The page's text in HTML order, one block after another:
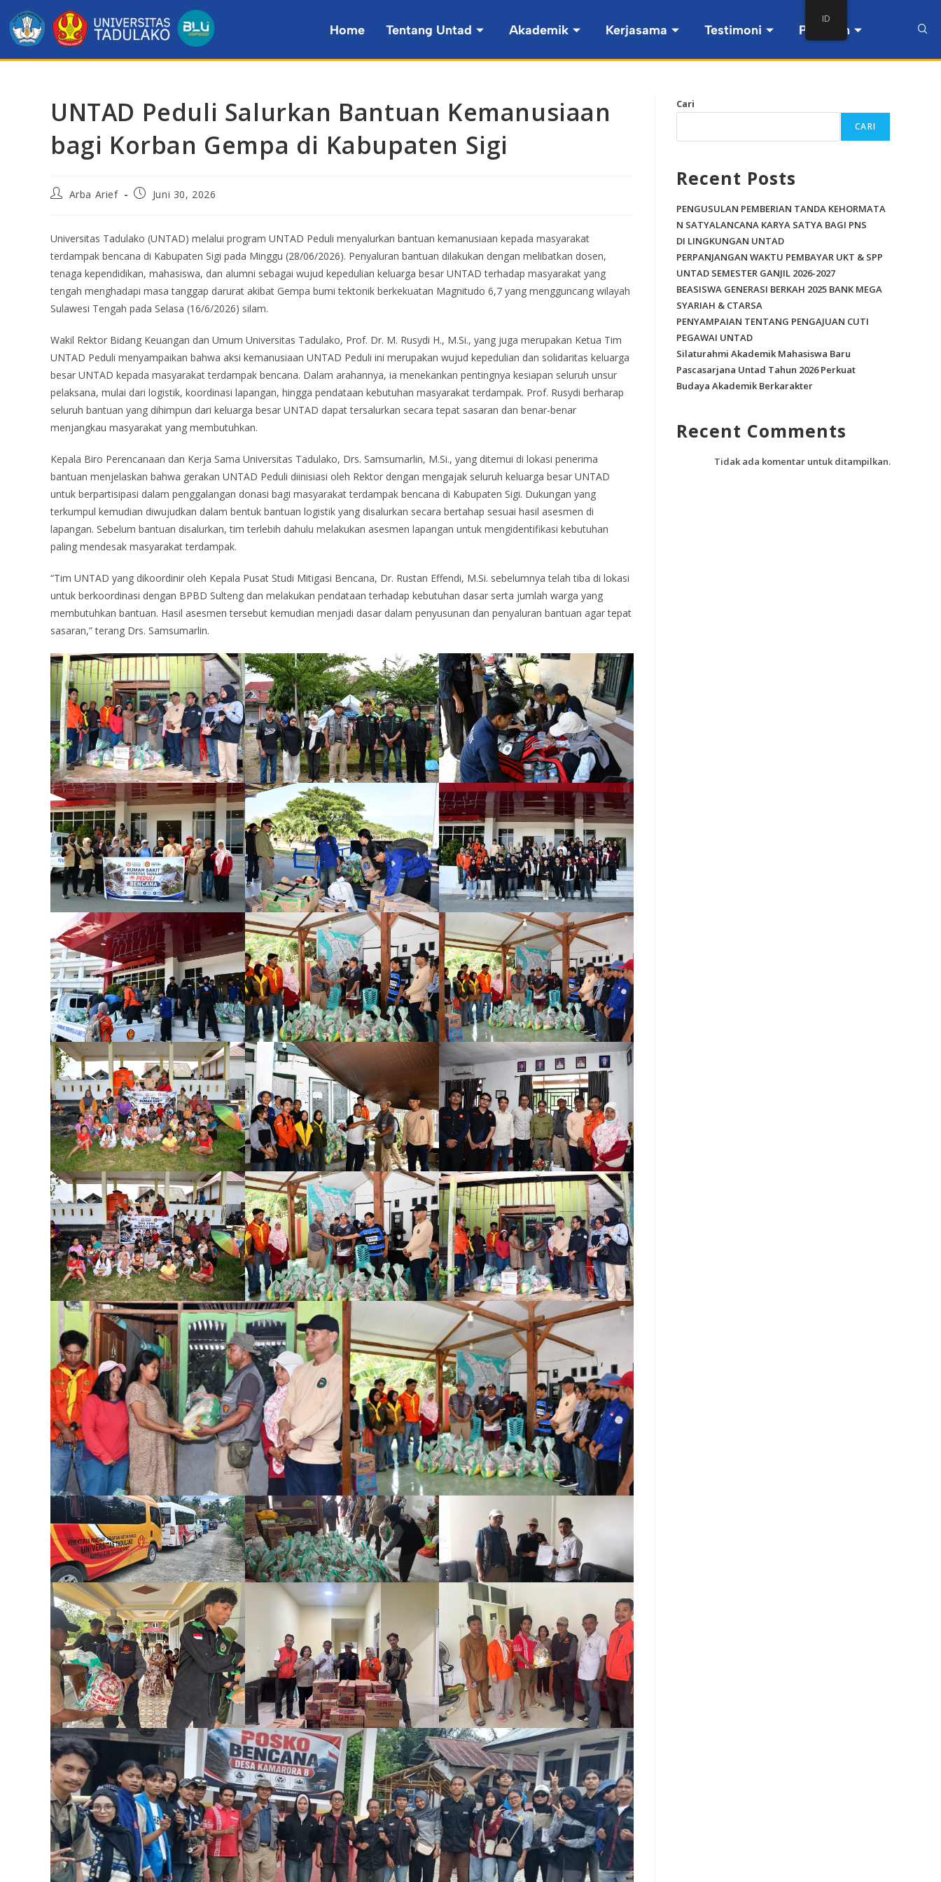
Home Tentang Untad Akademik Kerjasama Testimoni Pintasan
UNTAD Peduli Salurkan Bantuan Kemanusiaan
bagi Korban Gempa di Kabupaten Sigi
Arba Arief Juni 30, 2026
Universitas Tadulako (UNTAD) melalui program UNTAD Peduli menyalurkan bantuan kemanusiaan kepada masyarakat
terdampak bencana di Kabupaten Sigi pada Minggu (28/06/2026). Penyaluran bantuan dilakukan dengan melibatkan dosen,
tenaga kependidikan, mahasiswa, dan alumni sebagai wujud kepedulian keluarga besar UNTAD terhadap masyarakat yang
tengah menghadapi masa tanggap darurat akibat Gempa bumi tektonik berkekuatan Magnitudo 6,7 yang mengguncang wilayah
Sulawesi Tengah pada Selasa (16/6/2026) silam.
Wakil Rektor Bidang Keuangan dan Umum Universitas Tadulako, Prof. Dr. M. Rusydi H., M.Si., yang juga merupakan Ketua Tim
UNTAD Peduli menyampaikan bahwa aksi kemanusiaan UNTAD Peduli ini merupakan wujud kepedulian dan solidaritas keluarga
besar UNTAD kepada masyarakat terdampak bencana. Dalam arahannya, ia menekankan pentingnya kesiapan seluruh unsur
pelaksana, mulai dari logistik, koordinasi lapangan, hingga pendataan kebutuhan masyarakat terdampak. Prof. Rusydi berharap
seluruh bantuan yang dihimpun dari keluarga besar UNTAD dapat tersalurkan secara tepat sasaran dan benar-benar
menjangkau masyarakat yang membutuhkan.
Kepala Biro Perencanaan dan Kerja Sama Universitas Tadulako, Drs. Samsumarlin, M.Si., yang ditemui di lokasi penerima
bantuan menjelaskan bahwa gerakan UNTAD Peduli diinisiasi oleh Rektor dengan mengajak seluruh keluarga besar UNTAD
untuk berpartisipasi dalam penggalangan donasi bagi masyarakat terdampak bencana di Kabupaten Sigi. Dukungan yang
terkumpul kemudian diwujudkan dalam bentuk bantuan logistik yang disalurkan secara bertahap sesuai hasil asesmen di
lapangan. Sebelum bantuan disalurkan, tim terlebih dahulu melakukan asesmen lapangan untuk mengidentifikasi kebutuhan
paling mendesak masyarakat terdampak.
“Tim UNTAD yang dikoordinir oleh Kepala Pusat Studi Mitigasi Bencana, Dr. Rustan Effendi, M.Si. sebelumnya telah tiba di lokasi
untuk berkoordinasi dengan BPBD Sulteng dan melakukan pendataan terhadap kebutuhan dasar serta jumlah warga yang
membutuhkan bantuan. Hasil asesmen tersebut kemudian menjadi dasar dalam penyusunan dan penyaluran bantuan agar tepat
sasaran,” terang Drs. Samsumarlin.
Cari
CARI
Recent Posts
PENGUSULAN PEMBERIAN TANDA KEHORMATA
N SATYALANCANA KARYA SATYA BAGI PNS
DI LINGKUNGAN UNTAD
PERPANJANGAN WAKTU PEMBAYAR UKT & SPP
UNTAD SEMESTER GANJIL 2026-2027
BEASISWA GENERASI BERKAH 2025 BANK MEGA
SYARIAH & CTARSA
PENYAMPAIAN TENTANG PENGAJUAN CUTI
PEGAWAI UNTAD
Silaturahmi Akademik Mahasiswa Baru
Pascasarjana Untad Tahun 2026 Perkuat
Budaya Akademik Berkarakter
Recent Comments
Tidak ada komentar untuk ditampilkan.
ID